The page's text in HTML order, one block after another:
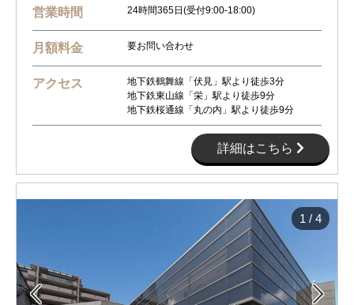
営業時間 24時間365日(受付9:00-18:00)
月額料金 要お問い合わせ
アクセス
地下鉄鶴舞線「伏見」駅より徒歩3分
地下鉄東山線「栄」駅より徒歩9分
地下鉄桜通線「丸の内」駅より徒歩9分
詳細はこちら
 
1 / 4